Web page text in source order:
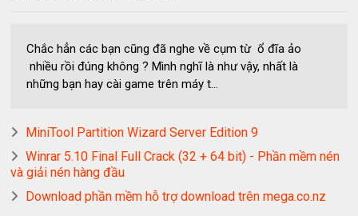
Chắc hẳn các bạn cũng đã nghe về cụm từ ổ đĩa ảo
nhiều rồi đúng không ? Mình nghĩ là như vậy, nhất là
những bạn hay cài game trên máy t...
MiniTool Partition Wizard Server Edition 9
Winrar 5.10 Final Full Crack (32 + 64 bit) - Phần mềm nén
và giải nén hàng đầu
Download phần mềm hỗ trợ download trên mega.co.nz